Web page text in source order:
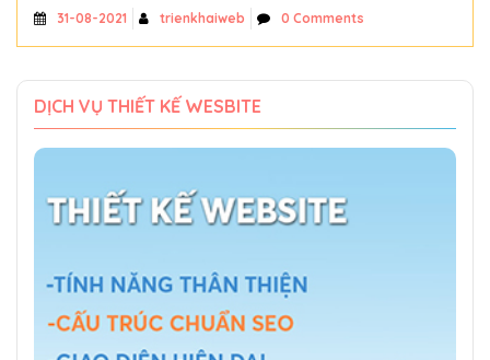
31-08-2021 trienkhaiweb 0 Comments
DỊCH VỤ THIẾT KẾ WESBITE